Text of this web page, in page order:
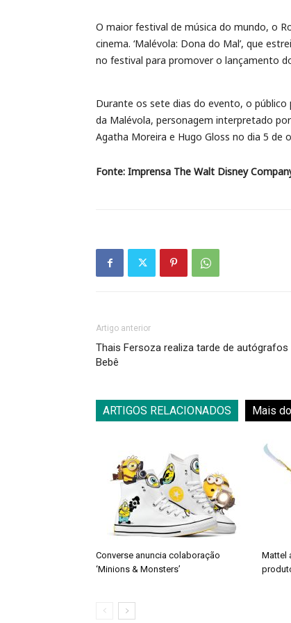
O maior festival de música do mundo, o
cinema. ‘Malévola: Dona do Mal’, que
no festival para promover o lançamento
Durante os sete dias do evento, o
da Malévola, personagem interpretado
Agatha Moreira e Hugo Gloss no dia 5 de
Fonte: Imprensa The Walt Disney
Artigo anterior
Thais Fersoza realiza tarde de autógrafos
Bebê
ARTIGOS RELACIONADOS Mais
Converse anuncia colaboração
‘Minions & Monsters’
Mattel